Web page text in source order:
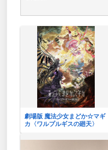
劇場版 魔法少女まどか☆マギ
カ〈ワルプルギスの廻天〉